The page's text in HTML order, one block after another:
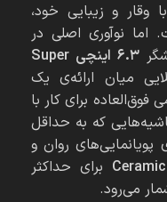
آیفون ۱۶ پرو، با وقار و زیبایی خود،
نوآوری اصلی در
۶.۳ اینچی Super
میان ارائه‌ی یک
برای کار با
که به حداقل
پویانمایی‌های روان و
برای حداکثر
می‌رود.